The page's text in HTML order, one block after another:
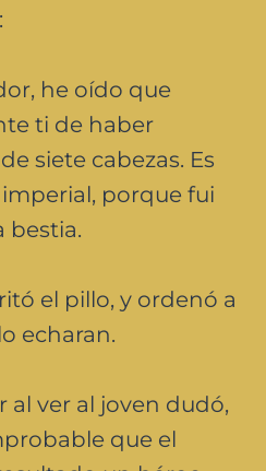
he oído que
ti de haber
siete cabezas. Es
porque fui
bestia.
el pillo, y ordenó a
echaran.
al ver al joven dudó,
que el